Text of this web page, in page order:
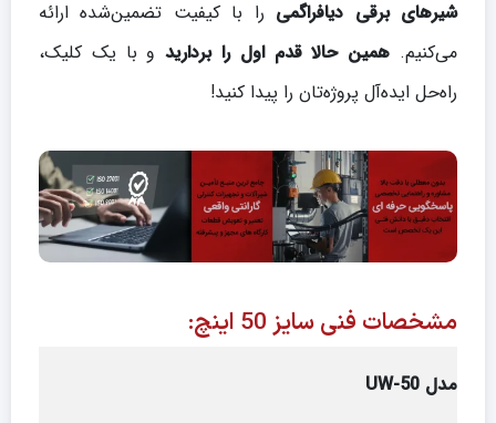
شیرهای برقی دیافراگمی را با کیفیت تضمین‌شده ارائه
می‌کنیم. همین حالا قدم اول را برداریدو با یک کلیک،
راه‌حل ایده‌آل پروژه‌تان را پیدا کنید!
مشخصات فنی سایز 50 اینچ:
مدل